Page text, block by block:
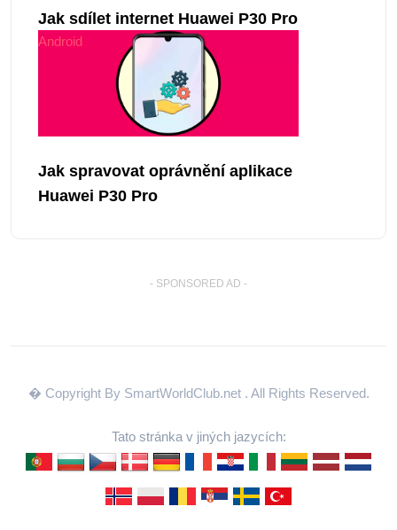
Jak sdílet internet Huawei P30 Pro
Android
Jak spravovat oprávnění aplikace
Huawei P30 Pro
- SPONSORED AD -
� Copyright By SmartWorldClub.net . All Rights Reserved.
Tato stránka v jiných jazycích: